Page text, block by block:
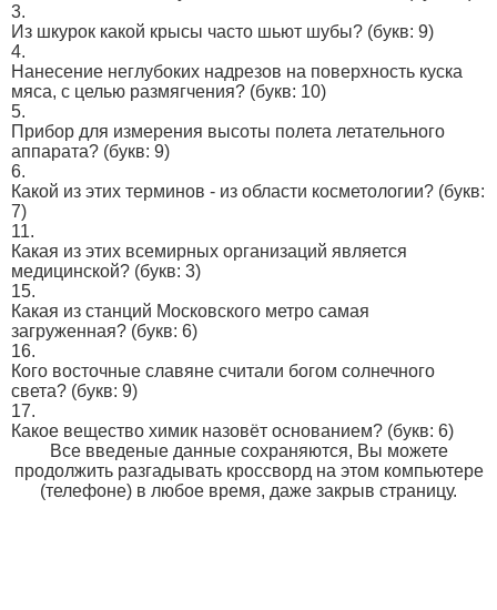
3.
Из шкурок какой крысы часто шьют шубы? (букв: 9)
4.
Нанесение неглубоких надрезов на поверхность куска
мяса, с целью размягчения? (букв: 10)
5.
Прибор для измерения высоты полета летательного
аппарата? (букв: 9)
6.
Какой из этих терминов - из области косметологии? (букв:
7)
11.
Какая из этих всемирных организаций является
медицинской? (букв: 3)
15.
Какая из станций Московского метро самая
загруженная? (букв: 6)
16.
Кого восточные славяне считали богом солнечного
света? (букв: 9)
17.
Какое вещество химик назовёт основанием? (букв: 6)
Все введеные данные сохраняются, Вы можете
продолжить разгадывать кроссворд на этом компьютере
(телефоне) в любое время, даже закрыв страницу.